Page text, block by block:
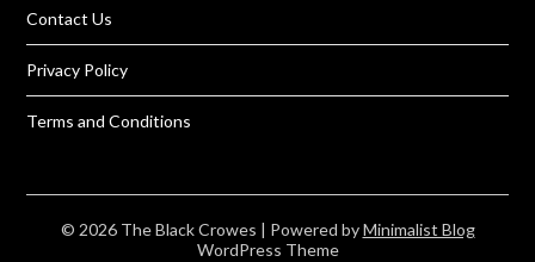
Contact Us
Privacy Policy
Terms and Conditions
© 2026 The Black Crowes | Powered byMinimalist Blog
WordPress Theme